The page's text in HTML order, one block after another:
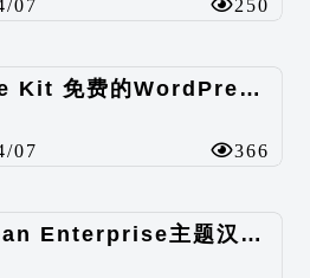
07 250
Site Kit 免费的WordPress数据统计插件
07 366
Clean Enterprise主题汉化包